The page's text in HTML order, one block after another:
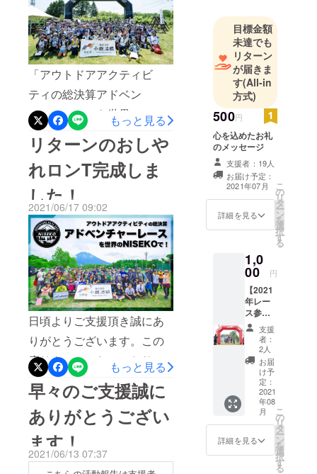
し上げます。このクラファ
ンで日程や概要すら確定し
てない中、5組ものチームが
ファーストエントリーを決
めて頂きました。それ以外
にもレース出場してくれた
上に、選手の大変多くの方
がクラファンの支援まで同
時にしてくださいました。
心より御礼申し上げます。
こういった支援を受けるた
びに身が引き締まる思いで
もあります。こんな事情の
世の中、多くの人が窮屈に
暮らす、この世の中で、少
しでも多くの笑顔を作り出
したいそんな思いのニセコ
レースです。だからこそ、
来年も全力でホスピタリ
ティ溢れる2022大会にして
いきますので、皆様どうぞ
よろしくお願い致します。
「アウトドアアクティビ
ティの総決算アドベン
チャーレースを世界の
「NISEKO」で！」運営で
す。この度は、プロジェク
トに興味をもって頂き、更
に、ご支援いただきまして
誠にありがとうございま
す。先週末85名のチャレン
ジャーがニセコの神秘の舞
台を大冒険しました！まず
は標高1,898m羊蹄山登頂か
ら始まり、最長で約30時間
走り続けたチームもありま
した。笑ったり、怒った
り、それぞれのチームでド
ラマが繰り広げられ、楽し
かった選手、悔しい想いを
した選手がいらっしゃいま
す。今回参加された方も、
もっと見る
リターンのおしや
れロンT完成しま
した！
2021/06/17 09:02
日頃よりご支援頂き誠にあ
りがとうございます。この
度リターンとなっておりま
すロンTが完成致しましたの
でご報告致します！ニセコ
の神秘の自然と、アドベン
チャーレースの楽しさを融
合した素敵なデザインを作
もっと見る
早々のご支援誠に
ありがとうござい
ます！
2021/06/13 07:37
目標金額
未達でも
リターン
が届きま
す(All-in
方式)
500円
心を込めたお礼
のメッセージ
支援者：19人
お届け予定：
2021年07月
詳細を見る
こ
の
リ
タ
ー
ン
を
選
択
す
る
1,0
00 円
【2021
年レー
ス参加
者限
定】
チーム
リザル
トの記
録証明
・ご参
加いた
だいた
チーム
の結果
を記載
した
支援
者：
2人
お届
け予
定：
2021
年08
月
詳細を見る
こ
の
リ
タ
ー
ン
を
選
択
す
る